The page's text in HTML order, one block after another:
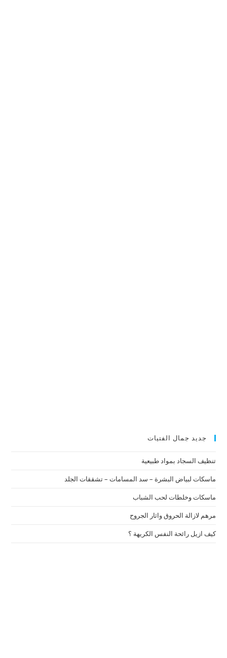
جديد جمال الفتيات
تنظيف السجاد بمواد طبيعية
ماسكات لبياض البشرة – سد المسامات – تشققات الجلد
ماسكات وخلطات لحب الشباب
مرهم لازالة الحروق واثار الجروح
كيف ازيل رائحة النفس الكريهة ؟